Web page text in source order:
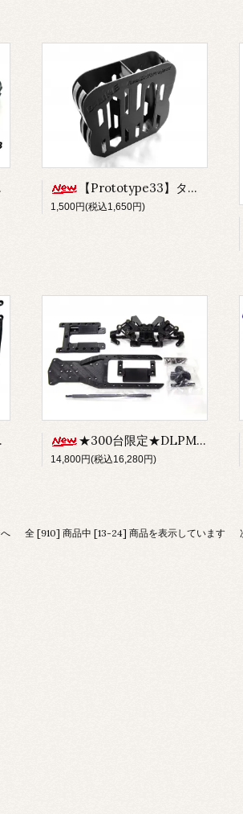
【Prototype33】タイヤケース
1,500円(税込1,650円)
★300台限定★DLPMコンバージョンキット
14,800円(税込16,280円)
全 [910] 商品中 [13-24] 商品を表示しています